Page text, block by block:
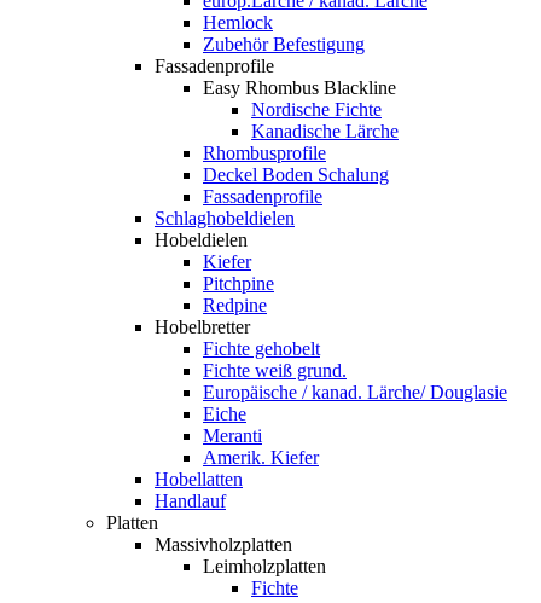
Hemlock
Zubehör Befestigung
Fassadenprofile
Easy Rhombus Blackline
Nordische Fichte
Kanadische Lärche
Rhombusprofile
Deckel Boden Schalung
Fassadenprofile
Schlaghobeldielen
Hobeldielen
Kiefer
Pitchpine
Redpine
Hobelbretter
Fichte gehobelt
Fichte weiß grund.
Europäische / kanad. Lärche/ Douglasie
Eiche
Meranti
Amerik. Kiefer
Hobellatten
Handlauf
Platten
Massivholzplatten
Leimholzplatten
Fichte